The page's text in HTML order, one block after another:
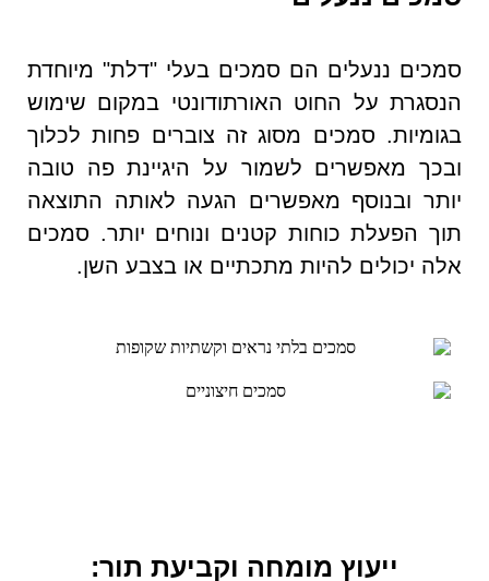
סמכים ננעלים הם סמכים בעלי "דלת" מיוחדת
הנסגרת על החוט האורתודונטי במקום שימוש
בגומיות. סמכים מסוג זה צוברים פחות לכלוך
ובכך מאפשרים לשמור על היגיינת פה טובה
יותר ובנוסף מאפשרים הגעה לאותה התוצאה
תוך הפעלת כוחות קטנים ונוחים יותר. סמכים
אלה יכולים להיות מתכתיים או בצבע השן.
ייעוץ מומחה וקביעת תור: